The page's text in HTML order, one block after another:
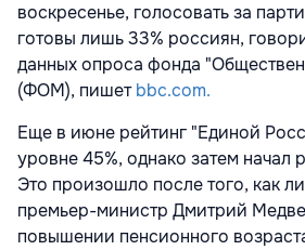
воскресенье, голосовать за
готовы лишь 33% россиян,
данных опроса фонда
(ФОМ), пишетbbc.com.
Еще в июне рейтинг "Единой
уровне 45%, однако затем начал
Это произошло после того, как
премьер-министр Дмитрий
повышении пенсионного